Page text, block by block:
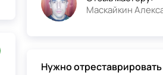
Маскайкин
Нужно